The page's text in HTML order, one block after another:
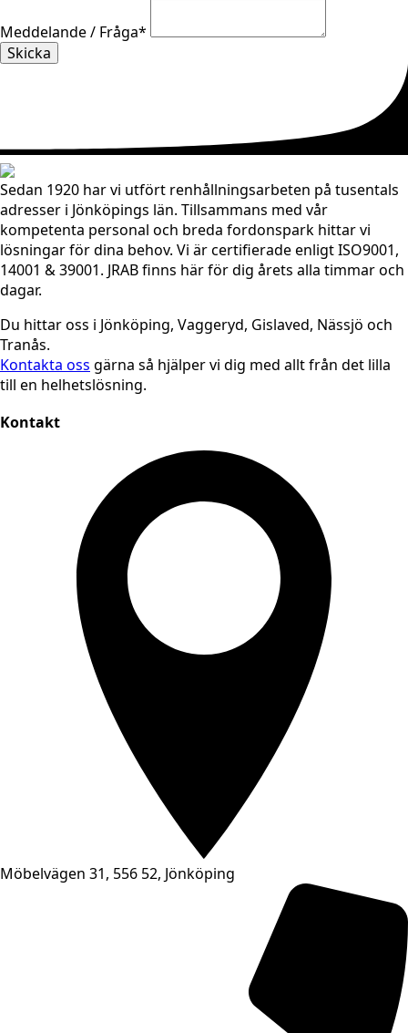
Meddelande / Fråga*
Skicka
Sedan 1920 har vi utfört renhållningsarbeten på tusentals
adresser i Jönköpings län. Tillsammans med vår
kompetenta personal och breda fordonspark hittar vi
lösningar för dina behov. Vi är certifierade enligt ISO9001,
14001 & 39001. JRAB finns här för dig årets alla timmar och
dagar.
Du hittar oss i Jönköping, Vaggeryd, Gislaved, Nässjö och
Tranås.
Kontakta oss gärna så hjälper vi dig med allt från det lilla
till en helhetslösning.
Kontakt
Möbelvägen 31, 556 52, Jönköping